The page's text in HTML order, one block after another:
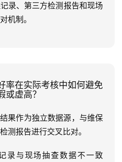
录、第三方检测报告和现场
机制。
率在实际考核中如何避免
或虚高？
果作为独立数据源，与维保
测报告进行交叉比对。
录与现场抽查数据不一致